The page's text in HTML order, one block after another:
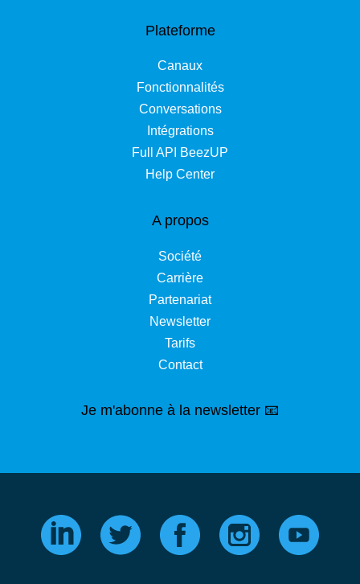
Plateforme
Canaux
Fonctionnalités
Conversations
Intégrations
Full API BeezUP
Help Center
A propos
Société
Carrière
Partenariat
Newsletter
Tarifs
Contact
Je m'abonne à la newsletter 📧